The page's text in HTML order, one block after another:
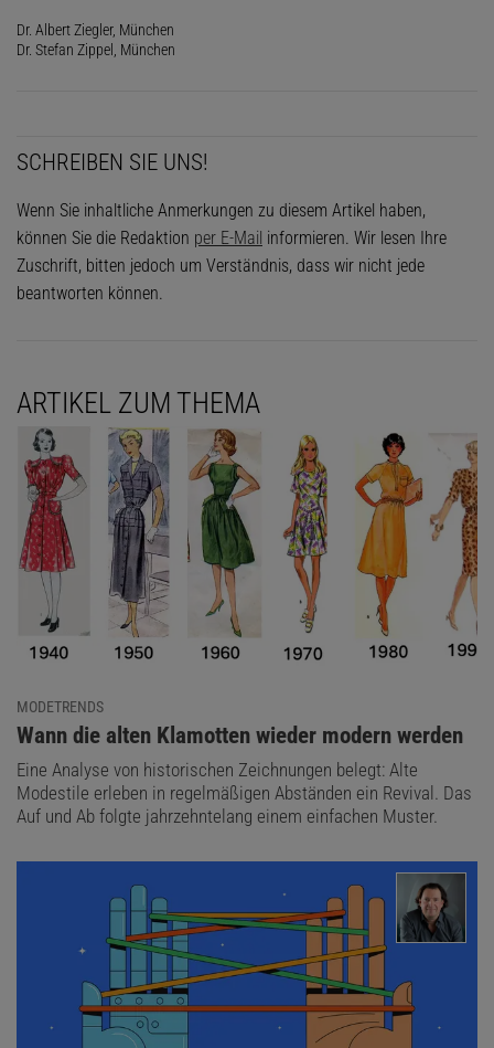
Dr. Albert Ziegler, München
Dr. Stefan Zippel, München
SCHREIBEN SIE UNS!
Wenn Sie inhaltliche Anmerkungen zu diesem Artikel haben,
können Sie die Redaktion per E-Mail informieren. Wir lesen Ihre
Zuschrift, bitten jedoch um Verständnis, dass wir nicht jede
beantworten können.
ARTIKEL ZUM THEMA
MODETRENDS
:
Wann die alten Klamotten wieder modern werden
Eine Analyse von historischen Zeichnungen belegt: Alte
Modestile erleben in regelmäßigen Abständen ein Revival. Das
Auf und Ab folgte jahrzehntelang einem einfachen Muster.